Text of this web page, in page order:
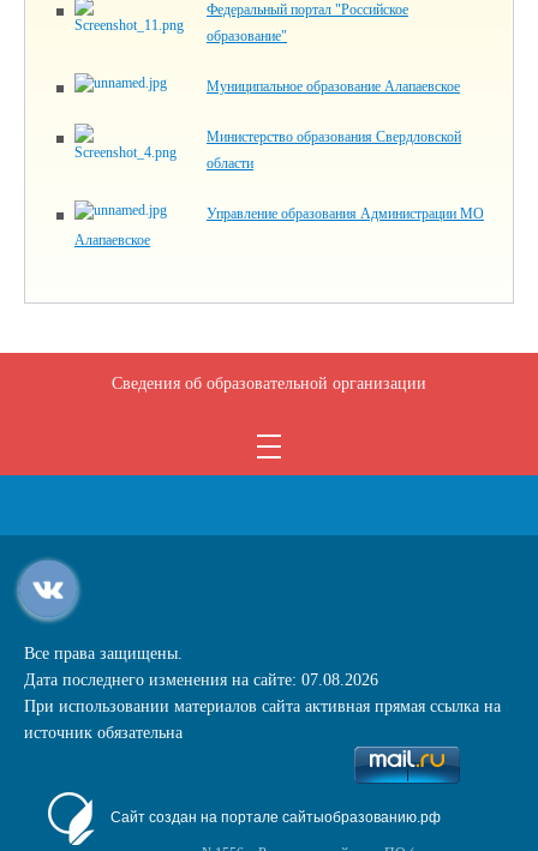
Федеральный портал "Российское
образование"
Муниципальное образование Алапаевское
Министерство образования Свердловской
области
Управление образования Администрации МО
Алапаевское
Сведения об образовательной организации
Все права защищены.
Дата последнего изменения на сайте: 07.08.2026
При использовании материалов сайта активная прямая ссылка на
источник обязательна
Сайт создан на портале сайтыобразованию.рф